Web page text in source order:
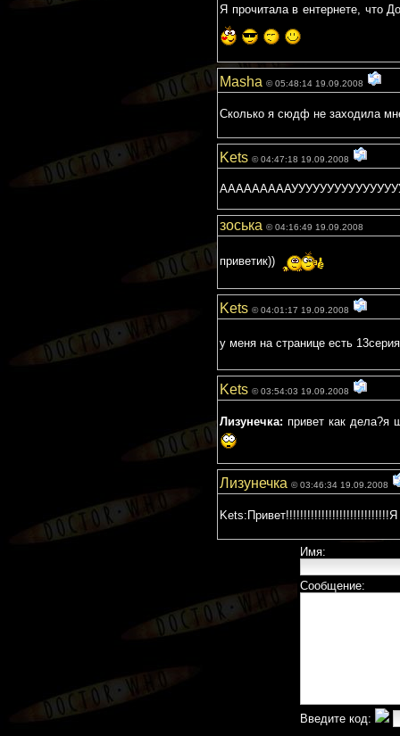
Я прочитала в ентернете, что
Masha © 05:48:14 19.09.2008
Сколько я сюдф не заходила
Kets © 04:47:18 19.09.2008
зоська © 04:16:49 19.09.2008
приветик))
Kets © 04:01:17 19.09.2008
у меня на странице есть
Kets © 03:54:03 19.09.2008
Лизунечка: привет как дела?я
Лизунечка © 03:46:34 19.09.2008
Имя:
Сообщение:
Введите код: